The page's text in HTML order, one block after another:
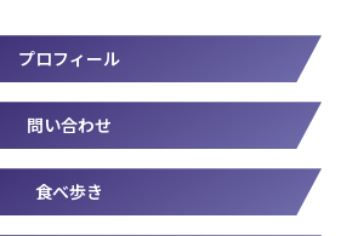
プロフィール
問い合わせ
食べ歩き